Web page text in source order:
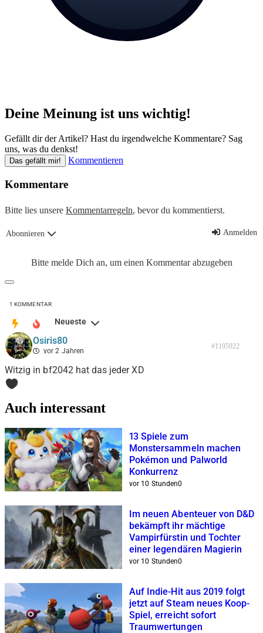
Deine Meinung ist uns wichtig!
Gefällt dir der Artikel? Hast du irgendwelche Kommentare? Sag
uns, was du denkst!
Das gefällt mir! Kommentieren
Kommentare
Bitte lies unsere Kommentarregeln, bevor du kommentierst.
Abonnieren Anmelden
Bitte melde Dich an, um einen Kommentar abzugeben
1 KOMMENTAR
Neueste
Osiris80
vor 2 Jahren
#1195922
Witzig in bf2042 hat das jeder XD
0
Auch interessant
13 Spiele zum
Monstersammeln machen
Pokémon und Palworld
Konkurrenz
vor 10 Stunden0
Im neuen Abenteuer von D&D
bekämpft ihr mächtige
Vampirfürstin und Tochter
einer legendären Magierin
vor 10 Stunden0
Auf Indie-Hit aus 2019 folgt
jetzt auf Steam neues Koop-
Spiel, erreicht sofort
Traumwertungen